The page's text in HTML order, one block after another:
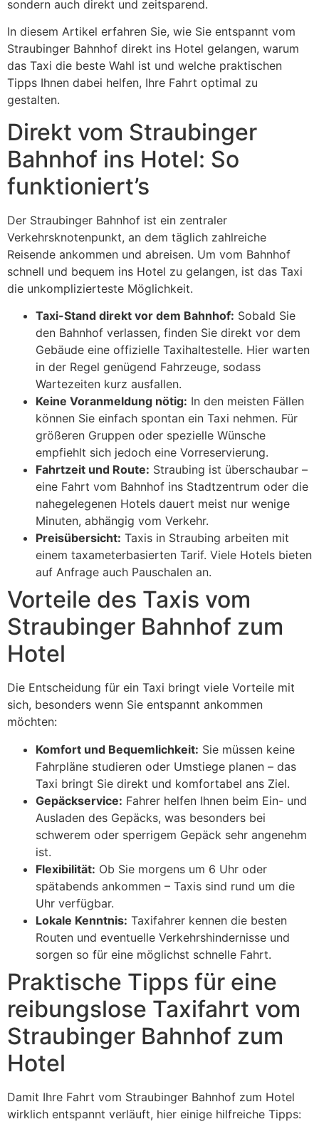
sondern auch direkt und zeitsparend.
In diesem Artikel erfahren Sie, wie Sie entspannt vom
Straubinger Bahnhof direkt ins Hotel gelangen, warum
das Taxi die beste Wahl ist und welche praktischen
Tipps Ihnen dabei helfen, Ihre Fahrt optimal zu
gestalten.
Direkt vom Straubinger
Bahnhof ins Hotel: So
funktioniert’s
Der Straubinger Bahnhof ist ein zentraler
Verkehrsknotenpunkt, an dem täglich zahlreiche
Reisende ankommen und abreisen. Um vom Bahnhof
schnell und bequem ins Hotel zu gelangen, ist das Taxi
die unkomplizierteste Möglichkeit.
Taxi-Stand direkt vor dem Bahnhof: Sobald Sie
den Bahnhof verlassen, finden Sie direkt vor dem
Gebäude eine offizielle Taxihaltestelle. Hier warten
in der Regel genügend Fahrzeuge, sodass
Wartezeiten kurz ausfallen.
Keine Voranmeldung nötig: In den meisten Fällen
können Sie einfach spontan ein Taxi nehmen. Für
größeren Gruppen oder spezielle Wünsche
empfiehlt sich jedoch eine Vorreservierung.
Fahrtzeit und Route: Straubing ist überschaubar –
eine Fahrt vom Bahnhof ins Stadtzentrum oder die
nahegelegenen Hotels dauert meist nur wenige
Minuten, abhängig vom Verkehr.
Preisübersicht: Taxis in Straubing arbeiten mit
einem taxameterbasierten Tarif. Viele Hotels bieten
auf Anfrage auch Pauschalen an.
Vorteile des Taxis vom
Straubinger Bahnhof zum
Hotel
Die Entscheidung für ein Taxi bringt viele Vorteile mit
sich, besonders wenn Sie entspannt ankommen
möchten:
Komfort und Bequemlichkeit: Sie müssen keine
Fahrpläne studieren oder Umstiege planen – das
Taxi bringt Sie direkt und komfortabel ans Ziel.
Gepäckservice: Fahrer helfen Ihnen beim Ein- und
Ausladen des Gepäcks, was besonders bei
schwerem oder sperrigem Gepäck sehr angenehm
ist.
Flexibilität: Ob Sie morgens um 6 Uhr oder
spätabends ankommen – Taxis sind rund um die
Uhr verfügbar.
Lokale Kenntnis: Taxifahrer kennen die besten
Routen und eventuelle Verkehrshindernisse und
sorgen so für eine möglichst schnelle Fahrt.
Praktische Tipps für eine
reibungslose Taxifahrt vom
Straubinger Bahnhof zum
Hotel
Damit Ihre Fahrt vom Straubinger Bahnhof zum Hotel
wirklich entspannt verläuft, hier einige hilfreiche Tipps: